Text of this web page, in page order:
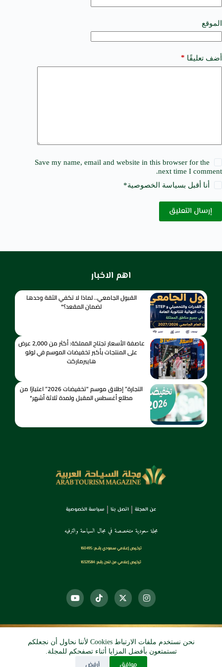
نحن نستخدم ملفات الارتباط Cookies لأننا نحاول أن نجعلكم
تستمتعون بأفضل المزايا أثناء تصفحكم للمجلة.
موافق أرفض
الموقع
أضف تعليقًا *
Save my name, email and website in this browser for the
next time I comment.
أنا أقبل بسياسة الخصوصية*
إرسال التعليق
i
e
:
اهم الاخبار
القبول الجامعي.. لماذا لا تكفي الثقة وحدها
لضمان المقعد؟*
عاصفة الأسعار تجتاح المملكة: أكثر من 2,000 عرض
على المنتجات بأكبر تخفيضات الموسم في لولو
هايبرماركت
التجارة” إطلاق موسم “تخفيضات 2026” اعتبارًا من
مطلع أغسطس المقبل ولمدة ثلاثة أشهر*
عن المجلة اتصل بنا سياسة الخصوصية
مجلة سعودية متخصصة في مجال السياحة والترفيه
ترخـيص إعـلامي سـعودي رقــم: 160495
ترخيص إعلامي من لندن رقم: 16321584
© 2026 دي آرو الرقمي